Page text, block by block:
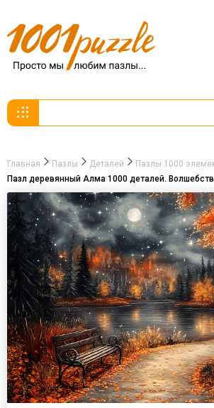
Главная Пазлы Деталей
Пазлы 1000
Пазл деревянный Алма 1000 деталей.